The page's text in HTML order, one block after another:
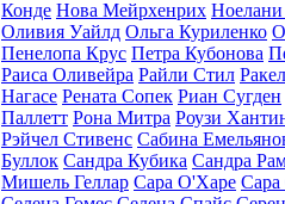
Конде Нова Мейрхенрих
Оливия Уайлд Ольга Куриленко
Пенелопа Крус Петра Кубонова
Раиса Оливейра Райли Стил
Нагасе Рената Сопек Риан Сугден
Паллетт Рона Митра Роузи
Рэйчел Стивенс Сабина
Буллок Сандра Кубика Сандра
Мишель Геллар Сара О'Харе